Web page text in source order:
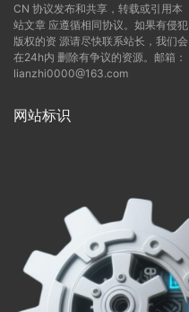
CN 协议发布和共享，转载或引用本
站文章 应遵循相同协议。如果有侵犯
版权的资 源请尽快联系站长，我们会
在24h内 删除有争议的资源。邮箱：
lianzhi0000@163.com
网站标识